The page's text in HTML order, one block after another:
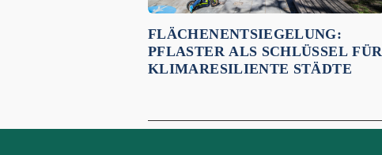
FLÄCHENENTSIEGELUNG:
PFLASTER ALS SCHLÜSSEL FÜR
KLIMARESILIENTE STÄDTE